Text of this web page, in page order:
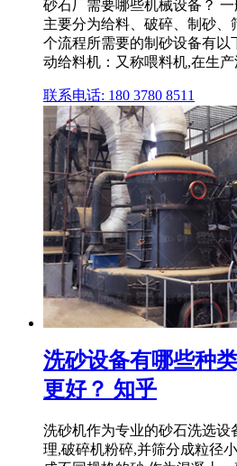
砂石厂需要哪些机械设备？
主要分为给料、破碎、制砂、
个流程所需要的制砂设备有以
动给料机：又称喂料机,在生
联系电话: 180 3780 8511
洗砂设备有哪些种
更好？ 知乎
洗砂机作为专业的砂石洗选设
理,破碎机粉碎,并筛分成粒径